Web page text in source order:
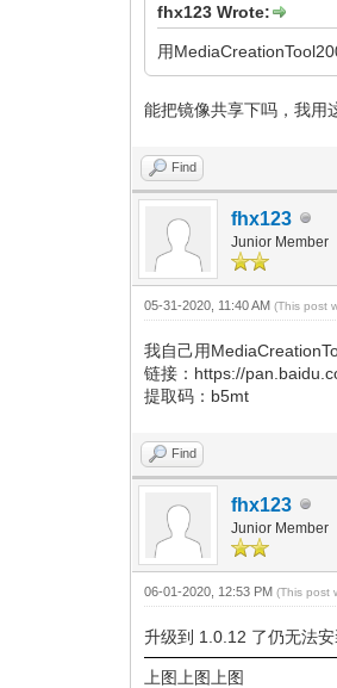
fhx123 Wrote:
用
能把镜像共享下吗，我用
Find
fhx123
Junior Member
05-31-2020, 11:40 AM(This post
我自己用
链接：https://
提取码：b5mt
Find
fhx123
Junior Member
06-01-2020, 12:53 PM(This post
升级到 1.0.12 了仍无法安
上图上图上图